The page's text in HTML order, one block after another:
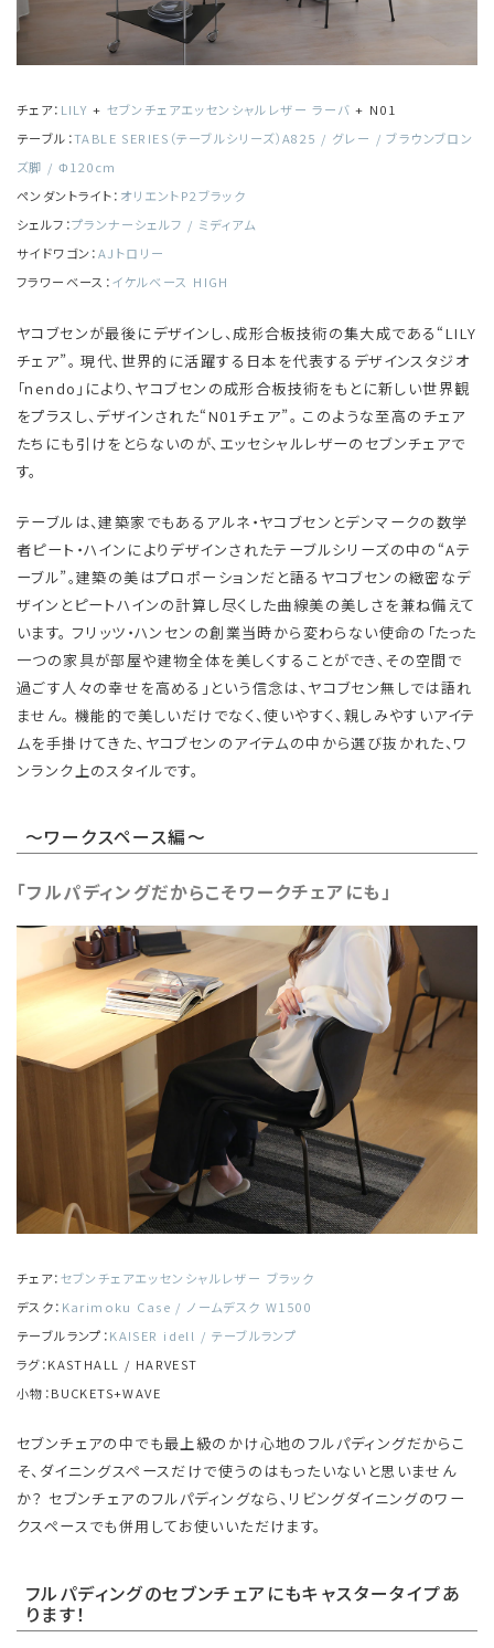
チェア： LILY + セブンチェアエッセンシャルレザー ラーバ ​​​ + N01
テーブル：TABLE SERIES（テーブルシリーズ）A825 / グレー / ブラウンブロン
ズ脚 / Φ120cm
ペンダントライト： オリエントP2ブラック
シェルフ：プランナーシェルフ / ミディアム
サイドワゴン：AJトロリー
フラワーベース：イケルベース HIGH
ヤコブセンが最後にデザインし、成形合板技術の集大成である“LILY
チェア”。 現代、世界的に活躍する日本を代表するデザインスタジオ
「nendo」により、ヤコブセンの成形合板技術をもとに新しい世界観
をプラスし、デザインされた“N01チェア”。 このような至高のチェア
たちにも引けをとらないのが、エッセシャルレザーのセブンチェアで
す。
テーブルは、建築家でもあるアルネ・ヤコブセンとデンマークの数学
者ピート・ハインによりデザインされたテーブルシリーズの中の“Aテ
ーブル”。建築の美はプロポーションだと語るヤコブセンの緻密なデ
ザインとピートハインの計算し尽くした曲線美の美しさを兼ね備えて
います。 フリッツ・ハンセンの創業当時から変わらない使命の「たった
一つの家具が部屋や建物全体を美しくすることができ、その空間で
過ごす人々の幸せを高める」という信念は、ヤコブセン無しでは語れ
ません。 機能的で美しいだけでなく、使いやすく、親しみやすいアイテ
ムを手掛けてきた、ヤコブセンのアイテムの中から選び抜かれた、ワ
ンランク上のスタイルです。
～ワークスペース編～
「フルパディングだからこそワークチェアにも」
チェア：セブンチェアエッセンシャルレザー ブラック
デスク： Karimoku Case / ノームデスク W1500
テーブルランプ：KAISER idell / テーブルランプ
ラグ：KASTHALL / HARVEST
小物：BUCKETS+WAVE
セブンチェアの中でも最上級のかけ心地のフルパディングだからこ
そ、ダイニングスペースだけで使うのはもったいないと思いません
か？ セブンチェアのフルパディングなら、リビングダイニングのワー
クスペースでも併用してお使いいただけます。
フルパディングのセブンチェアにもキャスタータイプあ
ります！